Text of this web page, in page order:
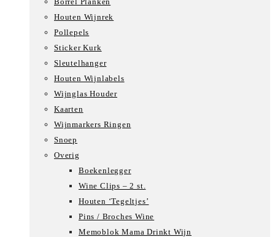
Houten Wijnrek
Pollepels
Sticker Kurk
Sleutelhanger
Houten Wijnlabels
Wijnglas Houder
Kaarten
Wijnmarkers Ringen
Snoep
Overig
Boekenlegger
Wine Clips – 2 st.
Houten ‘Tegeltjes’
Pins / Broches Wine
Memoblok Mama Drinkt Wijn